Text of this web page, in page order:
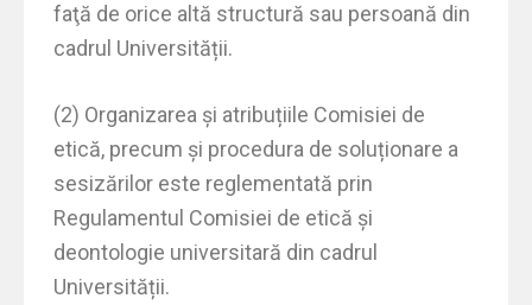
faţă de orice altă structură sau persoană din
cadrul Universității.
(2) Organizarea și atribuțiile Comisiei de
etică, precum și procedura de soluționare a
sesizărilor este reglementată prin
Regulamentul Comisiei de etică și
deontologie universitară din cadrul
Universității.